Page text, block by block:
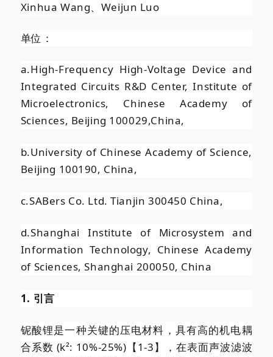
Xinhua Wang、Weijun Luo
单位：
a.High-Frequency High-Voltage Device and
Integrated Circuits R&D Center, Institute of
Microelectronics, Chinese Academy of
Sciences, Beijing 100029,China,
b.University of Chinese Academy of Science,
Beijing 100190, China,
c.SABers Co. Ltd. Tianjin 300450 China,
d.Shanghai Institute of Microsystem and
Information Technology, Chinese Academy
of Sciences, Shanghai 200050, China
1. 引言
铌酸锂是一种关键的压电材料，具有高的机电耦
合系数 (k²: 10%-25%)【1-3】，在表面声波滤波